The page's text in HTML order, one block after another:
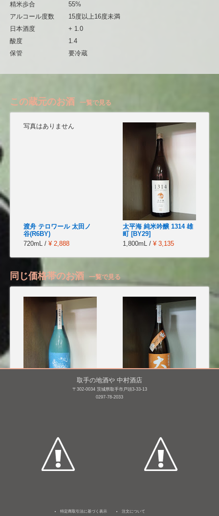
精米歩合
55%
アルコール度数
15度以上16度未満
日本酒度
+ 1.0
酸度
1.4
保管
要冷蔵
この蔵元のお酒 一覧で見る
写真はありません
渡舟 テロワール 太田ノ
谷(R6BY)
720mL / ¥ 2,888
太平海 純米吟醸 1314 雄
町 [BY29]
1,800mL / ¥ 3,135
同じ価格帯のお酒 一覧で見る
大那 特別純米 ひやおろ
取手の地酒や 中村酒店
〒302-0034 茨城県取手市戸頭3-33-13
0297-78-2033
特定商取引法に基づく表示 注文について